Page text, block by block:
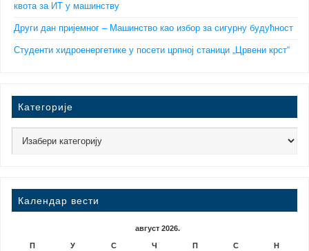
квота за ИТ у машинству
Други дан пријемног – Машинство као избор за сигурну будућност
Студенти хидроенергетике у посети црпној станици „Црвени крст“
Категорије
Календар вести
август 2026.
П У С Ч П С Н